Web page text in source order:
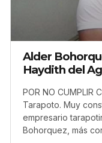
Alder
Haydith del
POR NO CUMPLIR
Tarapoto. Muy
empresario
Bohorquez, más